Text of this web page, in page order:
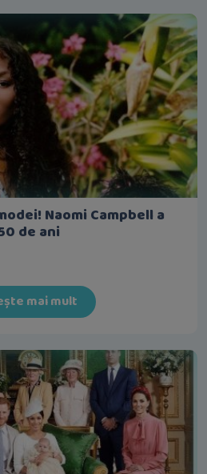
Naomi Campbell a
de ani
mai mult